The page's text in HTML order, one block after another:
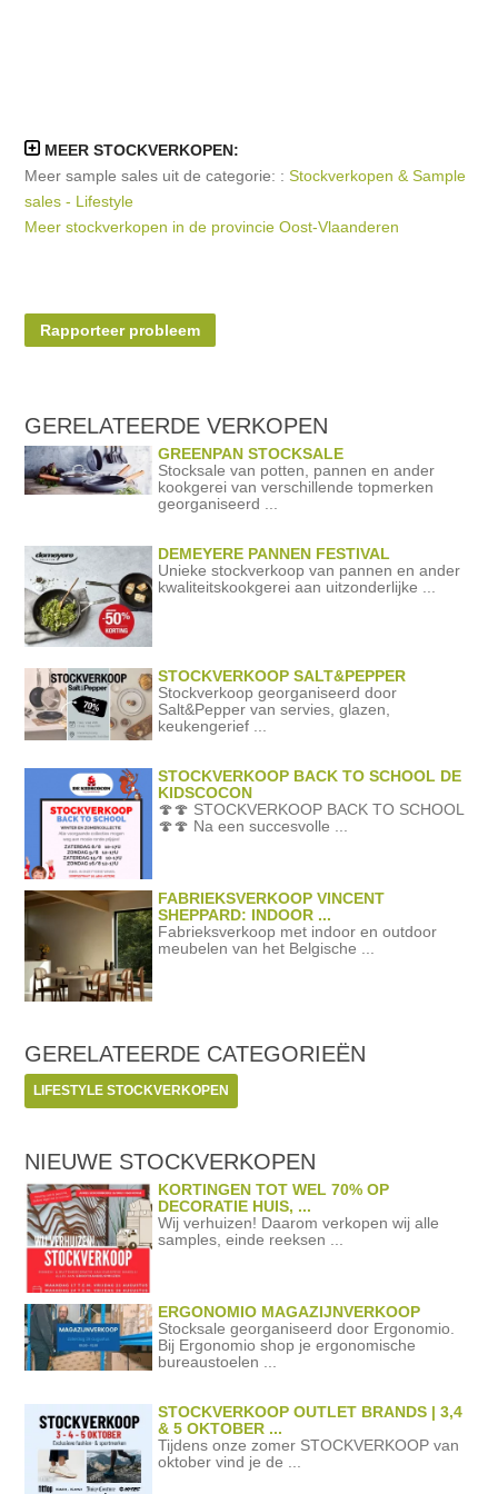
MEER STOCKVERKOPEN:
Meer sample sales uit de categorie: :Stockverkopen & Sample
sales - Lifestyle
Meer stockverkopen in de provincie Oost-Vlaanderen
Rapporteer probleem
GERELATEERDEVERKOPEN
GREENPAN STOCKSALE
Stocksale van potten, pannen en ander
kookgerei van verschillende topmerken
georganiseerd ...
DEMEYERE PANNEN FESTIVAL
Unieke stockverkoop van pannen en ander
kwaliteitskookgerei aan uitzonderlijke ...
STOCKVERKOOP SALT&PEPPER
Stockverkoop georganiseerd door
Salt&Pepper van servies, glazen,
keukengerief ...
STOCKVERKOOP BACK TO SCHOOL DE
KIDSCOCON
🍄🍄 STOCKVERKOOP BACK TO SCHOOL
🍄🍄 Na een succesvolle ...
FABRIEKSVERKOOP VINCENT
SHEPPARD: INDOOR ...
Fabrieksverkoop met indoor en outdoor
meubelen van het Belgische ...
GERELATEERDE CATEGORIEËN
LIFESTYLE STOCKVERKOPEN
NIEUWE STOCKVERKOPEN
KORTINGEN TOT WEL 70% OP
DECORATIE HUIS, ...
Wij verhuizen! Daarom verkopen wij alle
samples, einde reeksen ...
ERGONOMIO MAGAZIJNVERKOOP
Stocksale georganiseerd door Ergonomio.
Bij Ergonomio shop je ergonomische
bureaustoelen ...
STOCKVERKOOP OUTLET BRANDS | 3,4
& 5 OKTOBER ...
Tijdens onze zomer STOCKVERKOOP van
oktober vind je de ...